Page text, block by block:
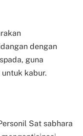
dengan
guna
kabur.
Sat sabhara